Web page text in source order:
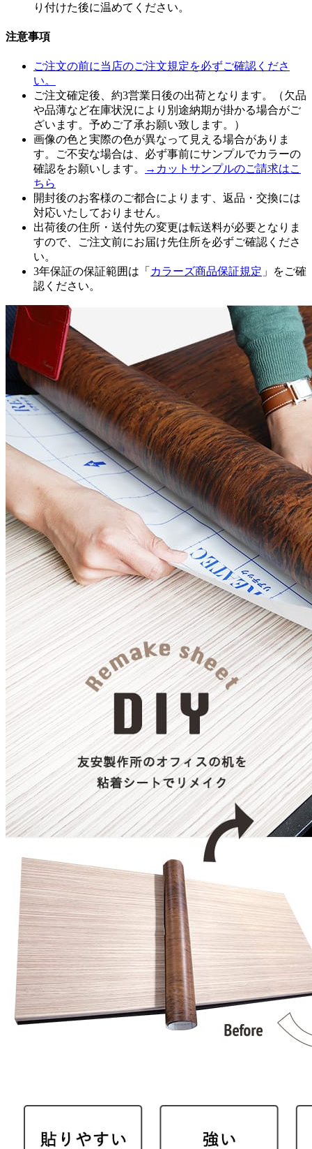
り付けた後に温めてください。
注意事項
ご注文の前に当店のご注文規定を必ずご確認くださ
い。
ご注文確定後、約3営業日後の出荷となります。（欠品
や品薄など在庫状況により別途納期が掛かる場合がご
ざいます。予めご了承お願い致します。）
画像の色と実際の色が異なって見える場合がありま
す。ご不安な場合は、必ず事前にサンプルでカラーの
確認をお願いします。
→カットサンプルのご請求はこ
ちら
開封後のお客様のご都合によります、返品・交換には
対応いたしておりません。
出荷後の住所・送付先の変更は転送料が必要となりま
すので、ご注文前にお届け先住所を必ずご確認くださ
い。
3年保証の保証範囲は「 カラーズ商品保証規定 」をご確
認ください。